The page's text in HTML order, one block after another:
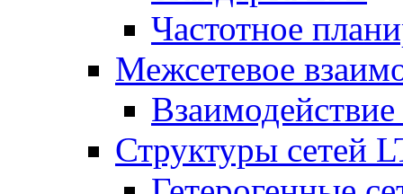
Частотное
Межсетевое
Структуры сетей